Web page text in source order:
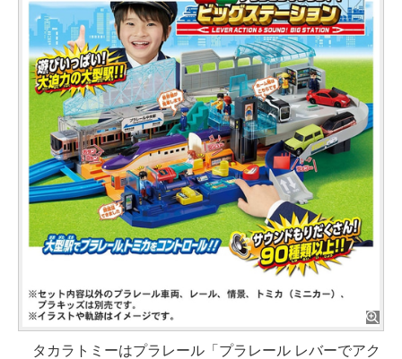
タカラトミーはプラレール「プラレール レバーでアク